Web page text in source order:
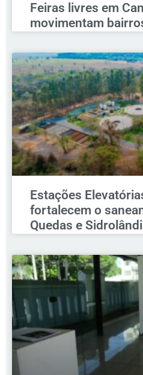
Feiras livres em
movimentam
Estações
fortalecem o
Quedas e